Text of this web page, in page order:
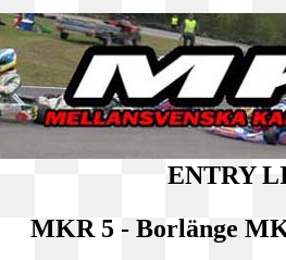
ENTRY
MKR 5 - Borlänge